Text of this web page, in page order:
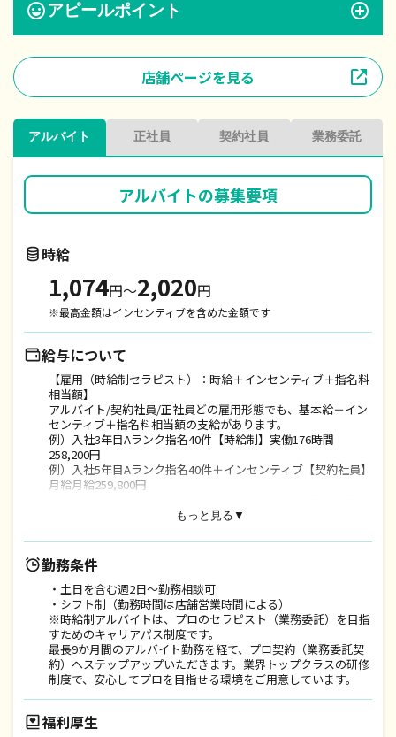
アピールポイント
店舗ページを見る
アルバイト 正社員 契約社員 業務委託
アルバイトの募集要項
時給
1,074円〜2,020円
※最高金額はインセンティブを含めた金額です
給与について
【雇用（時給制セラピスト）：時給＋インセンティブ＋指名料
相当額】
アルバイト/契約社員/正社員どの雇用形態でも、基本給＋イン
センティブ＋指名料相当額の支給があります。
例）入社3年目Aランク指名40件【時給制】実働176時間
258,200円
例）入社5年目Aランク指名40件＋インセンティブ【契約社員】
月給月給259,800円
もっと見る▼
勤務条件
・土日を含む週2日～勤務相談可
・シフト制（勤務時間は店舗営業時間による）
※時給制アルバイトは、プロのセラピスト（業務委託）を目指
すためのキャリアパス制度です。
最長9か月間のアルバイト勤務を経て、プロ契約（業務委託契
約）へステップアップいただきます。業界トップクラスの研修
制度で、安心してプロを目指せる環境をご用意しています。
福利厚生